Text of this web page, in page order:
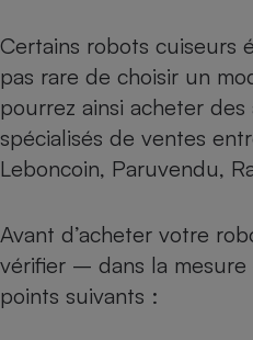
Certains robots cuiseurs
pas rare de choisir un
pourrez ainsi acheter
spécialisés de ventes
Leboncoin, Paruvendu,
Avant d’acheter votre
vérifier – dans la
points suivants :